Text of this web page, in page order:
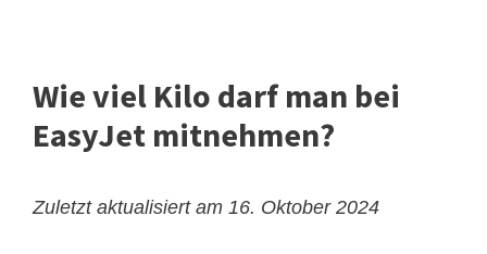
Wie viel Kilo darf man bei
EasyJet mitnehmen?
Zuletzt aktualisiert am 16. Oktober 2024